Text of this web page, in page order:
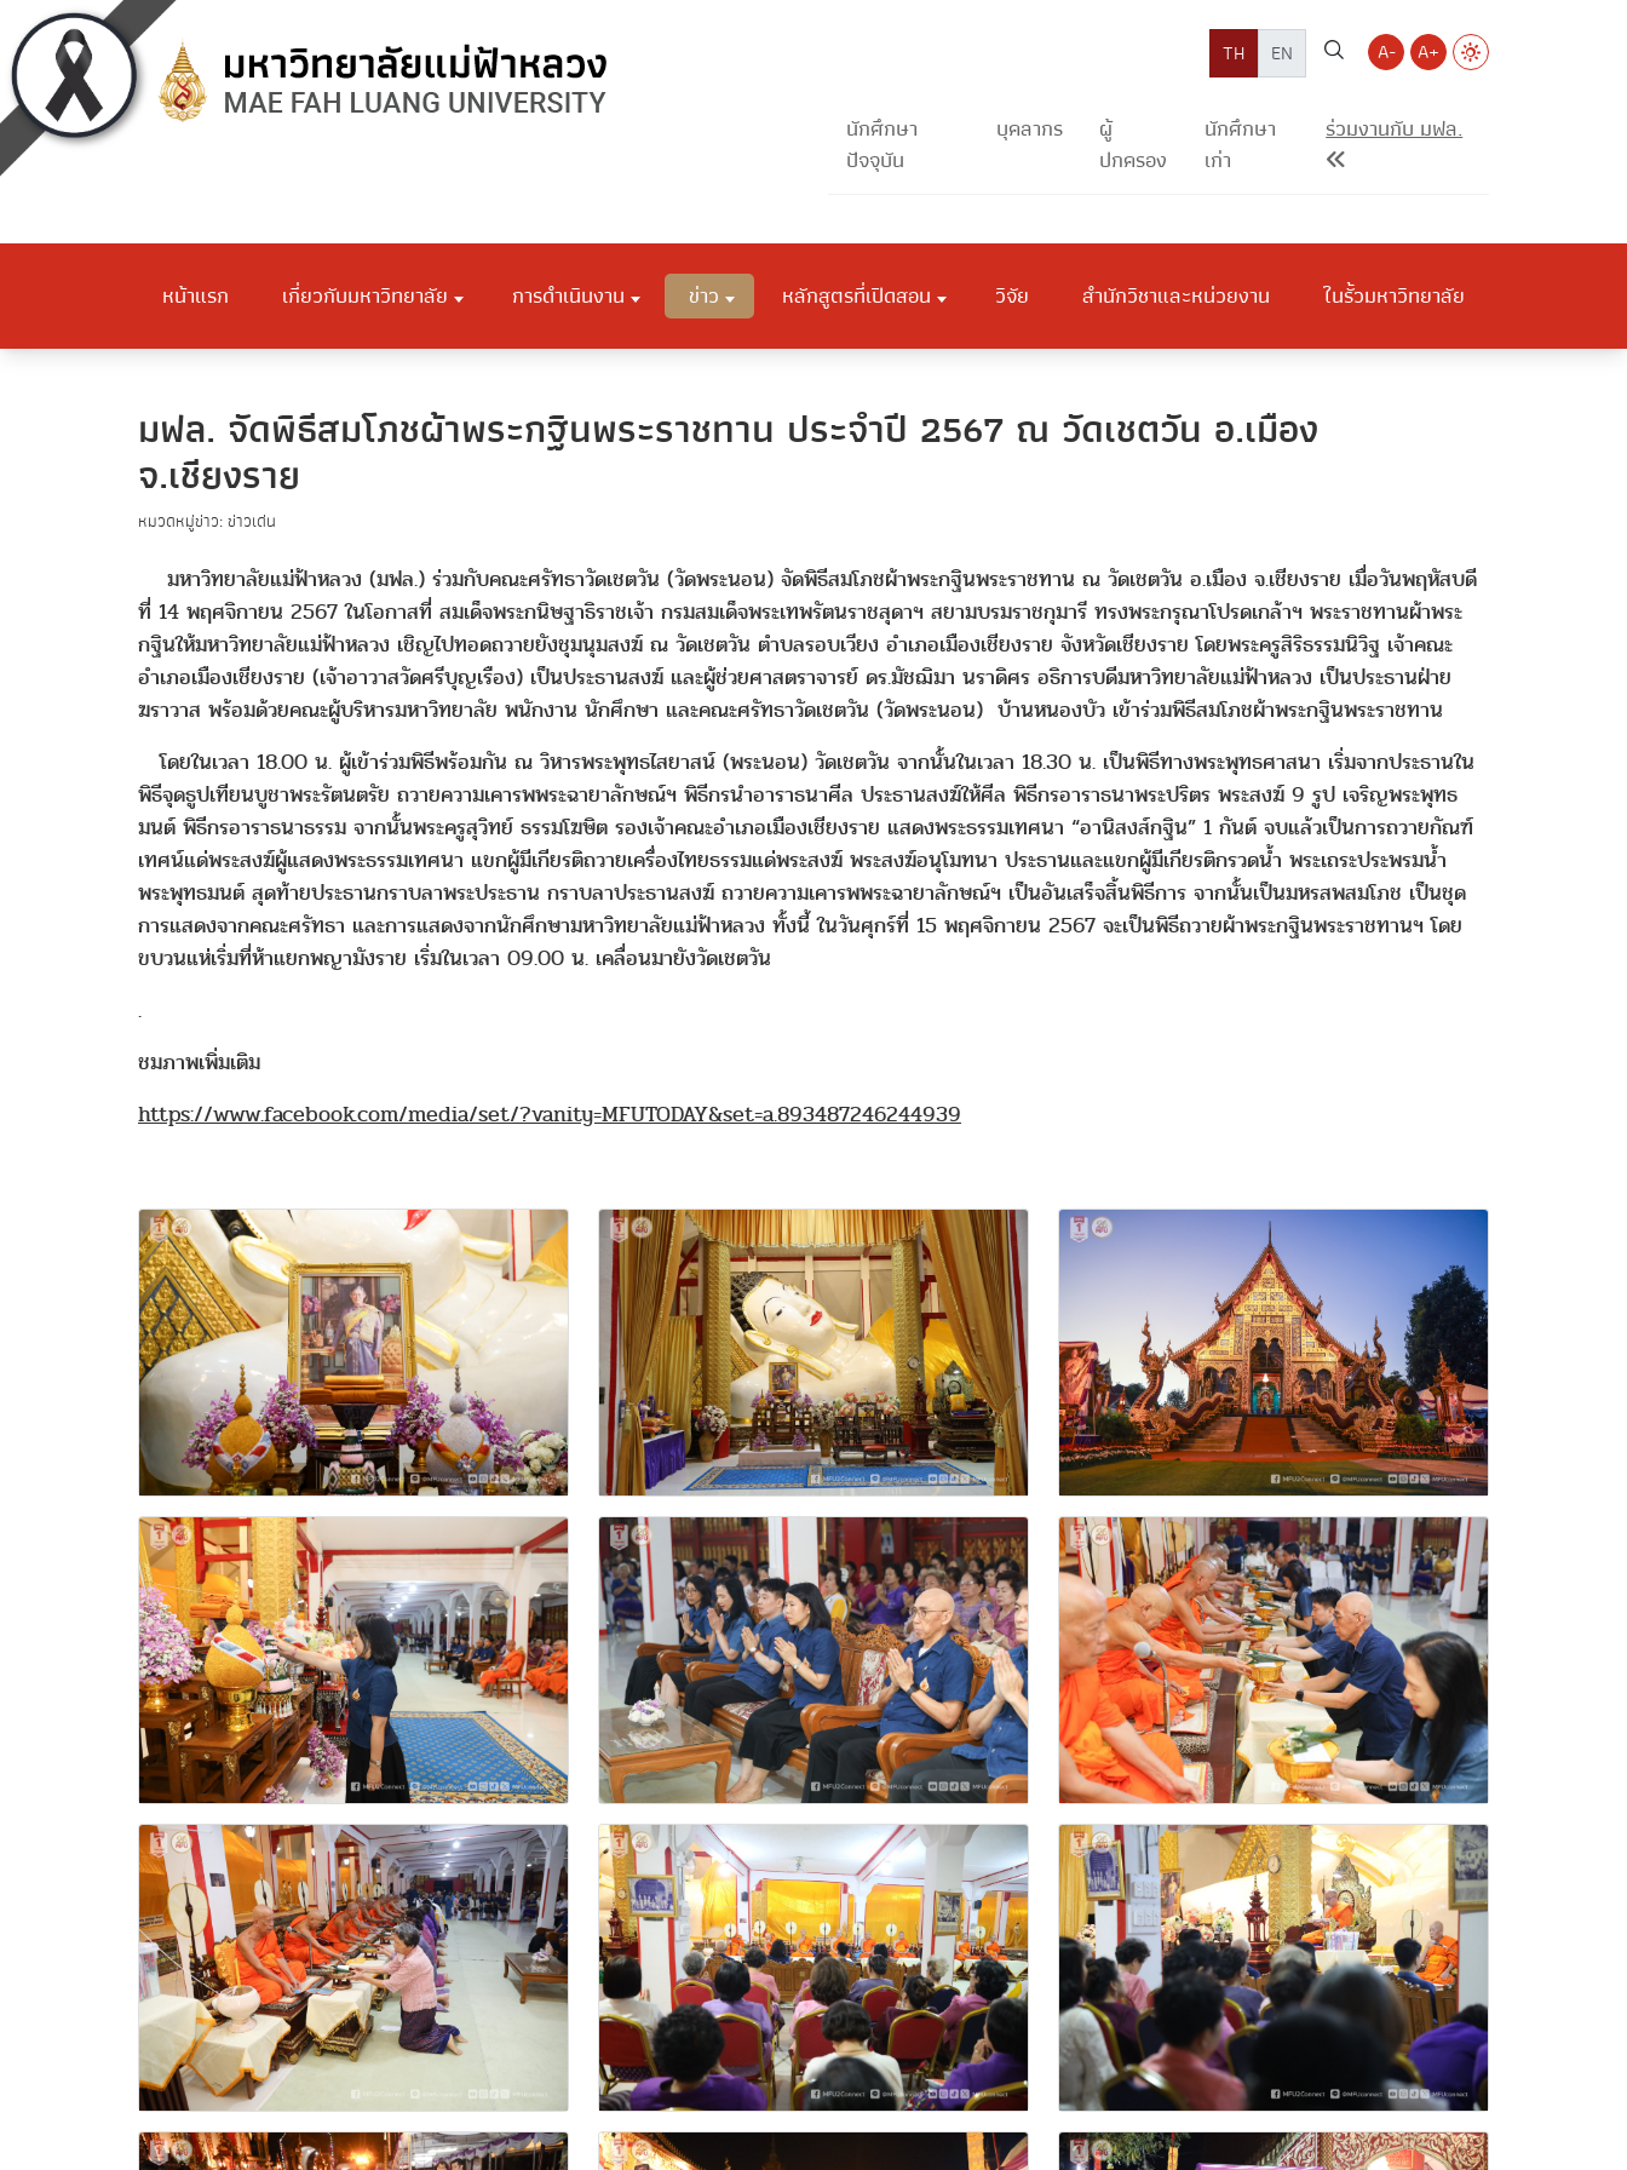
TH EN A- A+
นักศึกษา
ปัจจุบัน
บุคลากร
ผู้
ปกครอง
นักศึกษา
เก่า
ร่วมงานกับ มฟล.
หน้าแรก เกี่ยวกับมหาวิทยาลัย การดำเนินงาน ข่าว หลักสูตรที่เปิดสอน วิจัย สำนักวิชาและหน่วยงาน ในรั้วมหาวิทยาลัย
มฟล. จัดพิธีสมโภชผ้าพระกฐินพระราชทาน ประจำปี 2567 ณ วัดเชตวัน อ.เมือง
จ.เชียงราย
หมวดหมู่ข่าว: ข่าวเด่น
มหาวิทยาลัยแม่ฟ้าหลวง (มฟล.) ร่วมกับคณะศรัทธาวัดเชตวัน (วัดพระนอน) จัดพิธีสมโภชผ้าพระกฐินพระราชทาน ณ วัดเชตวัน อ.เมือง จ.เชียงราย เมื่อวันพฤหัสบดี
ที่ 14 พฤศจิกายน 2567 ในโอกาสที่ สมเด็จพระกนิษฐาธิราชเจ้า กรมสมเด็จพระเทพรัตนราชสุดาฯ สยามบรมราชกุมารี ทรงพระกรุณาโปรดเกล้าฯ พระราชทานผ้าพระ
กฐินให้มหาวิทยาลัยแม่ฟ้าหลวง เชิญไปทอดถวายยังชุมนุมสงฆ์ ณ วัดเชตวัน ตำบลรอบเวียง อำเภอเมืองเชียงราย จังหวัดเชียงราย โดยพระครูสิริธรรมนิวิฐ เจ้าคณะ
อำเภอเมืองเชียงราย (เจ้าอาวาสวัดศรีบุญเรือง) เป็นประธานสงฆ์ และผู้ช่วยศาสตราจารย์ ดร.มัชฌิมา นราดิศร อธิการบดีมหาวิทยาลัยแม่ฟ้าหลวง เป็นประธานฝ่าย
ฆราวาส พร้อมด้วยคณะผู้บริหารมหาวิทยาลัย พนักงาน นักศึกษา และคณะศรัทธาวัดเชตวัน (วัดพระนอน) บ้านหนองบัว เข้าร่วมพิธีสมโภชผ้าพระกฐินพระราชทาน
โดยในเวลา 18.00 น. ผู้เข้าร่วมพิธีพร้อมกัน ณ วิหารพระพุทธไสยาสน์ (พระนอน) วัดเชตวัน จากนั้นในเวลา 18.30 น. เป็นพิธีทางพระพุทธศาสนา เริ่มจากประธานใน
พิธีจุดธูปเทียนบูชาพระรัตนตรัย ถวายความเคารพพระฉายาลักษณ์ฯ พิธีกรนำอาราธนาศีล ประธานสงฆ์ให้ศีล พิธีกรอาราธนาพระปริตร พระสงฆ์ 9 รูป เจริญพระพุทธ
มนต์ พิธีกรอาราธนาธรรม จากนั้นพระครูสุวิทย์ ธรรมโฆษิต รองเจ้าคณะอำเภอเมืองเชียงราย แสดงพระธรรมเทศนา “อานิสงส์กฐิน” 1 กันต์ จบแล้วเป็นการถวายกัณฑ์
เทศน์แด่พระสงฆ์ผู้แสดงพระธรรมเทศนา แขกผู้มีเกียรติถวายเครื่องไทยธรรมแด่พระสงฆ์ พระสงฆ์อนุโมทนา ประธานและแขกผู้มีเกียรติกรวดน้ำ พระเถระประพรมน้ำ
พระพุทธมนต์ สุดท้ายประธานกราบลาพระประธาน กราบลาประธานสงฆ์ ถวายความเคารพพระฉายาลักษณ์ฯ เป็นอันเสร็จสิ้นพิธีการ จากนั้นเป็นมหรสพสมโภช เป็นชุด
การแสดงจากคณะศรัทธา และการแสดงจากนักศึกษามหาวิทยาลัยแม่ฟ้าหลวง ทั้งนี้ ในวันศุกร์ที่ 15 พฤศจิกายน 2567 จะเป็นพิธีถวายผ้าพระกฐินพระราชทานฯ โดย
ขบวนแห่เริ่มที่ห้าแยกพญามังราย เริ่มในเวลา 09.00 น. เคลื่อนมายังวัดเชตวัน
.
ชมภาพเพิ่มเติม
https://www.facebook.com/media/set/?vanity=MFUTODAY&set=a.893487246244939